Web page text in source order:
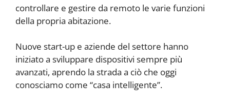
controllare e gestire da remoto le varie funzioni
della propria abitazione.
Nuove start-up e aziende del settore hanno
iniziato a sviluppare dispositivi sempre più
avanzati, aprendo la strada a ciò che oggi
conosciamo come “casa intelligente”.